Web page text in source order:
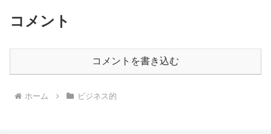
コメント
コメントを書き込む
ホーム ビジネス的